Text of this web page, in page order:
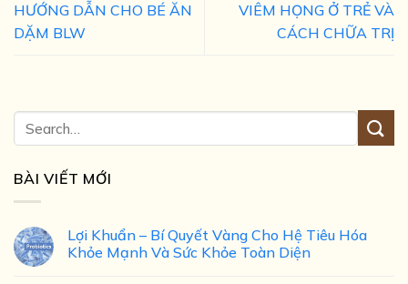
HƯỚNG DẪN CHO BÉ ĂN
DẶM BLW
VIÊM HỌNG Ở TRẺ VÀ
CÁCH CHỮA TRỊ
BÀI VIẾT MỚI
Lợi Khuẩn – Bí Quyết Vàng Cho Hệ Tiêu Hóa
Khỏe Mạnh Và Sức Khỏe Toàn Diện